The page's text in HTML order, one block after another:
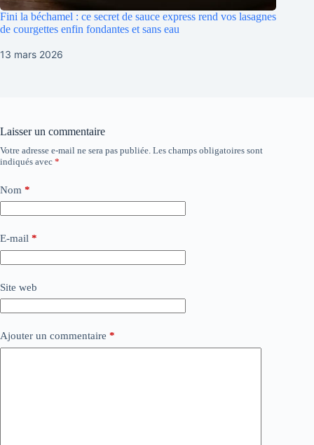
Fini la béchamel : ce secret de sauce express rend vos lasagnes
de courgettes enfin fondantes et sans eau
13 mars 2026
Laisser un commentaire
Votre adresse e-mail ne sera pas publiée. Les champs obligatoires sont
indiqués avec *
Nom *
E-mail *
Site web
Ajouter un commentaire *